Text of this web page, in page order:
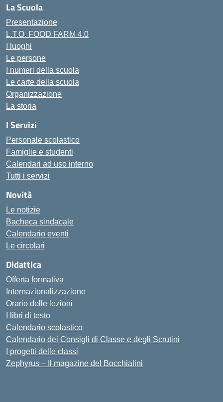
La Scuola
Presentazione
L.T.O. FOOD FARM 4.0
I luoghi
Le persone
I numeri della scuola
Le carte della scuola
Organizzazione
La storia
I Servizi
Personale scolastico
Famiglie e studenti
Calendari ad uso interno
Tutti i servizi
Novità
Le notizie
Bacheca sindacale
Calendario eventi
Le circolari
Didattica
Offerta formativa
Internazionalizzazione
Orario delle lezioni
I libri di testo
Calendario scolastico
Calendario dei Consigli di Classe e degli Scrutini
I progetti delle classi
Zephyrus – Il magazine del Bocchialini